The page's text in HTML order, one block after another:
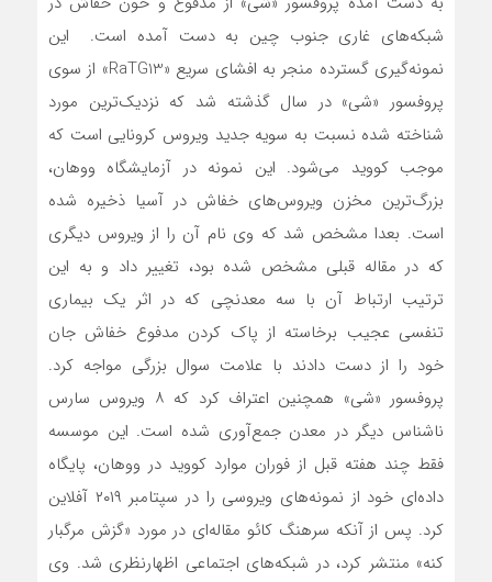
شبکه‌های غاری جنوب چین به دست آمده است. این
نمونه‌گیری گسترده منجر به افشای سریع «RaTG13» از سوی
پروفسور «شی» در سال گذشته شد که نزدیک‌ترین مورد
شناخته شده نسبت به سویه جدید ویروس کرونایی است که
موجب کووید می‌شود. این نمونه در آزمایشگاه ووهان،
بزرگ‌ترین مخزن ویروس‌های خفاش در آسیا ذخیره شده
است. بعدا مشخص شد که وی نام آن را از ویروس دیگری
که در مقاله قبلی مشخص شده بود، تغییر داد و به این
ترتیب ارتباط آن با سه معدنچی که در اثر یک بیماری
تنفسی عجیب برخاسته از پاک کردن مدفوع خفاش جان
خود را از دست دادند با علامت سوال بزرگی مواجه کرد.
پروفسور «شی» همچنین اعتراف کرد که ۸ ویروس سارس
ناشناس دیگر در معدن جمع‌آوری شده است. این موسسه
فقط چند هفته قبل از فوران موارد کووید در ووهان، پایگاه
داده‌ای خود از نمونه‌های ویروسی را در سپتامبر ۲۰۱۹ آفلاین
کرد. پس از آنکه سرهنگ کائو مقاله‌ای در مورد «گزش مرگبار
کنه» منتشر کرد، در شبکه‌های اجتماعی اظهارنظری شد. وی